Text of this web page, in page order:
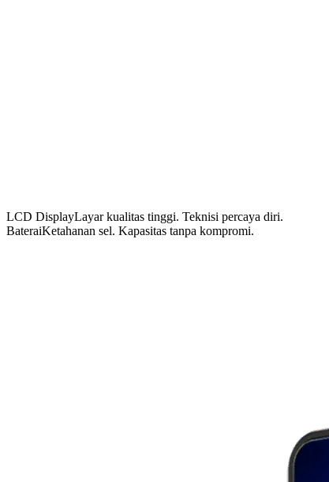
LCD DisplayLayar kualitas tinggi. Teknisi percaya diri.
BateraiKetahanan sel. Kapasitas tanpa kompromi.